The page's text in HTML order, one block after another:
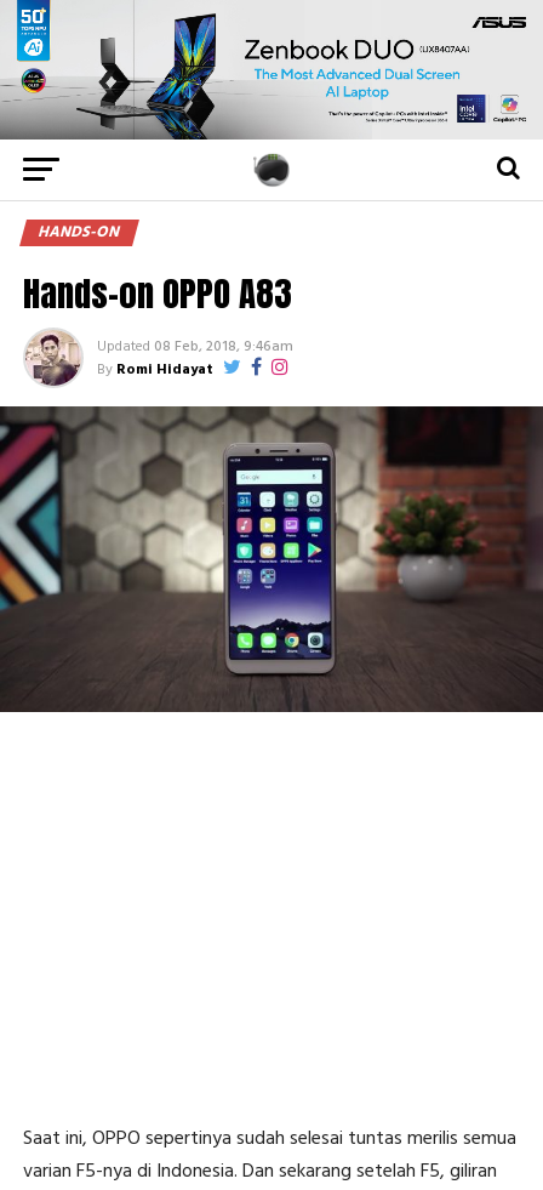
HANDS-ON
Hands-on OPPO A83
Updated 08 Feb, 2018, 9:46am
By Romi Hidayat
Saat ini, OPPO sepertinya sudah selesai tuntas merilis semua
varian F5-nya di Indonesia. Dan sekarang setelah F5, giliran